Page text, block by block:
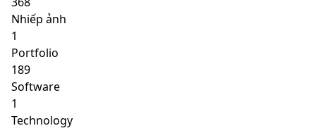
Nhiếp ảnh
1
Portfolio
189
Software
1
Technology